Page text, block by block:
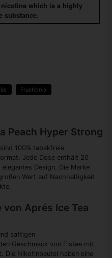
which is a highly
substance.
Fruchtmix
Peach Hyper Strong
100% tabakfreie
Jede Dose enthält 20
Design. Die Marke
Wert auf Nachhaltigkeit
Aprés Ice Tea
saftigen
Geschmack von Eistee mit
Die Nikotinbeutel haben eine